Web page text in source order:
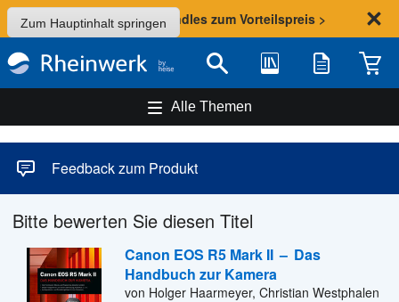
Zum Hauptinhalt springen
Sommer-Aktion: Bundles zum Vorteilspreis >
Suche Bibliothek Merkliste
Alle Themen
Feedback zum Produkt
Bitte bewerten Sie diesen Titel
Canon EOS R5 Mark II – Das
Handbuch zur Kamera
von Holger Haarmeyer, Christian Westphalen